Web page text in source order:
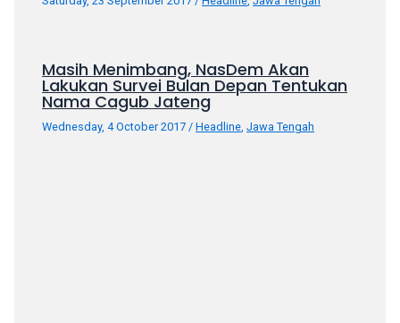
Masih Menimbang, NasDem Akan
Lakukan Survei Bulan Depan Tentukan
Nama Cagub Jateng
Wednesday, 4 October 2017 /Headline ,Jawa Tengah